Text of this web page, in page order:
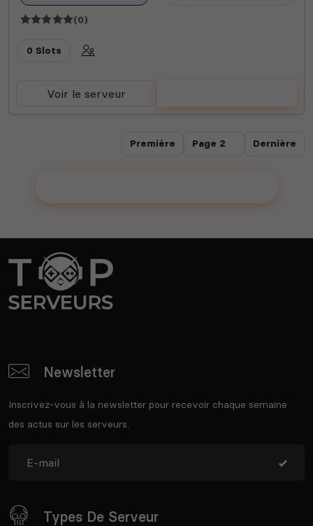
(0)
0 Slots
Voir le serveur
Première Dernière
Newsletter
Inscrivez-vous à la newsletter pour recevoir chaque semaine
des actus sur les serveurs.
Types De Serveur